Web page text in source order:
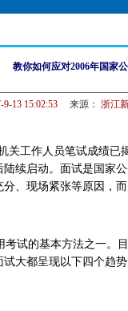
教你如何应对2006年国家
9-13 15:02:53来源： 浙江
工作人员笔试成绩已
续启动。面试是国家
、现场紧张等原因，
试的基本方法之一。
大都呈现以下四个趋